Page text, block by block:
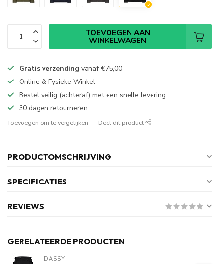
TOEVOEGEN AAN
WINKELWAGEN
Gratis verzending vanaf€75,00
Online & Fysieke Winkel
Bestel veilig (achteraf) met een snelle levering
30 dagen retourneren
Toevoegen om te vergelijken Deel dit product
PRODUCTOMSCHRIJVING
SPECIFICATIES
REVIEWS
GERELATEERDE PRODUCTEN
DASSY